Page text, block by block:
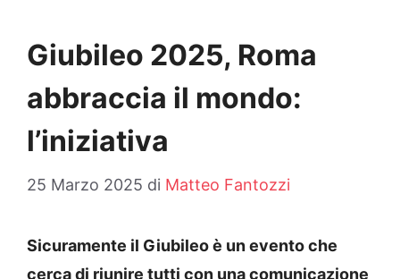
Giubileo 2025, Roma
abbraccia il mondo:
l’iniziativa
25 Marzo 2025 di Matteo Fantozzi
Sicuramente il Giubileo è un evento che
cerca di riunire tutti con una comunicazione